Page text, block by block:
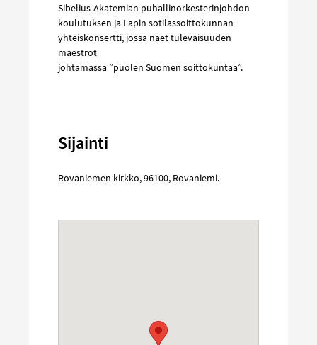
Sibelius-Akatemian puhallinorkesterinjohdon
koulutuksen ja Lapin sotilassoittokunnan
yhteiskonsertti, jossa näet tulevaisuuden
maestrot
johtamassa ”puolen Suomen soittokuntaa”.
Sijainti
Rovaniemen kirkko,96100, Rovaniemi.